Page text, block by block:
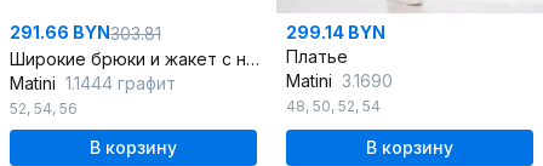
291.66 BYN303.81
Широкие брюки и жакет с накладными карманами и резинкой
Matini 1.1444 графит
52, 54, 56
В корзину
299.14 BYN
Платье
Matini 3.1690
48, 50, 52, 54
В корзину